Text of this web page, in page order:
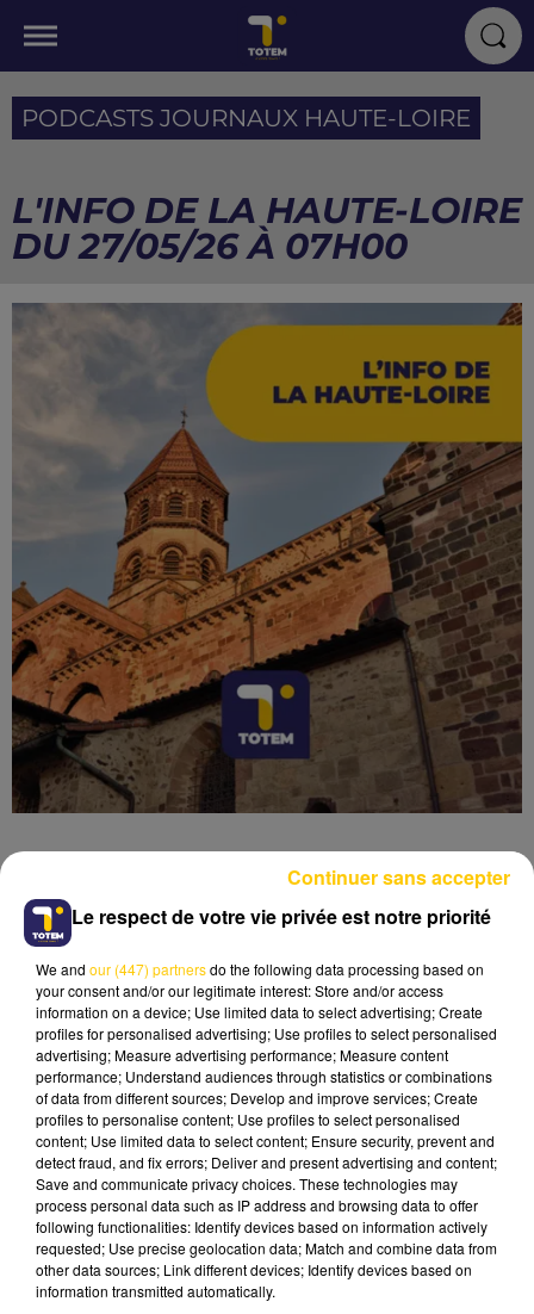
PODCASTS JOURNAUX HAUTE-LOIRE
L'INFO DE LA HAUTE-LOIRE
DU 27/05/26 À 07H00
27 mai 2026 - 4 min 6 sec
L'INFO DE LA HAUTE-LOIRE DU
27/05/26 À 07H00
Ecoutez sur Totem l'information dans le Cantal,
le pays de Brioude et Issoire avec les reportages
de nos journalistes sur le terrain.
Le respect de votre vie privée est notre priorité
We and our (447) partnersdo the following data processing based on
your consent and/or our legitimate interest: Store and/or access
information on a device; Use limited data to select advertising; Create
profiles for personalised advertising; Use profiles to select personalised
advertising; Measure advertising performance; Measure content
performance; Understand audiences through statistics or combinations
of data from different sources; Develop and improve services; Create
profiles to personalise content; Use profiles to select personalised
content; Use limited data to select content; Ensure security, prevent and
detect fraud, and fix errors; Deliver and present advertising and content;
Save and communicate privacy choices. These technologies may
process personal data such as IP address and browsing data to offer
following functionalities: Identify devices based on information actively
requested; Use precise geolocation data; Match and combine data from
other data sources; Link different devices; Identify devices based on
information transmitted automatically.
Continuer sans accepter